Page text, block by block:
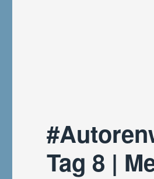
Tag 8 |